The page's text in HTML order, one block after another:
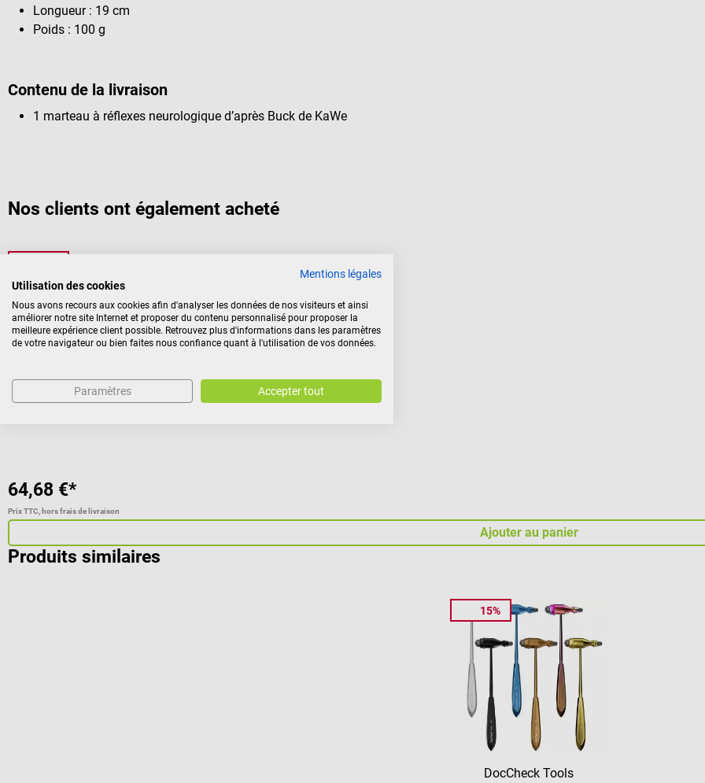
Longueur : 19 cm
Poids : 100 g
Contenu de la livraison
1 marteau à réflexes neurologique d’après Buck de KaWe
Nos clients ont également acheté
Diapason « Plinng »
D’après Rydel-Seiffer avec pied et atténuateurs amovibles
Couleur:Argenté
64,68 €*
Prix TTC, hors frais de livraison
Ajouter au panier
Produits similaires
15%
DocCheck Tools
Mentions légales
Utilisation des cookies
Nous avons recours aux cookies afin d'analyser les données de nos visiteurs et ainsi
améliorer notre site Internet et proposer du contenu personnalisé pour proposer la
meilleure expérience client possible. Retrouvez plus d'informations dans les paramètres
de votre navigateur ou bien faites nous confiance quant à l'utilisation de vos données.
Paramètres Accepter tout